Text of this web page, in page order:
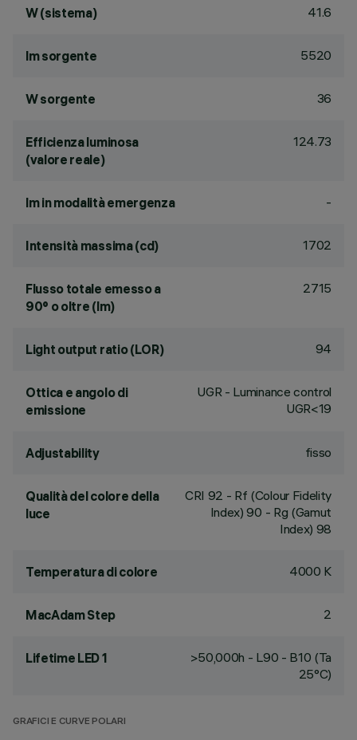
W (sistema) 41.6
lm sorgente 5520
W sorgente 36
Efficienza luminosa
(valore reale)
124.73
lm in modalità emergenza -
Intensità massima (cd) 1702
Flusso totale emesso a
90° o oltre (lm)
2715
Light output ratio (LOR) 94
Ottica e angolo di
emissione
UGR - Luminance control
UGR<19
Adjustability fisso
Qualità del colore della
luce
CRI 92 - Rf (Colour Fidelity
Index) 90 - Rg (Gamut
Index) 98
Temperatura di colore 4000 K
MacAdam Step 2
Lifetime LED 1
>50,000h - L90 - B10 (Ta
25°C)
GRAFICI E CURVE POLARI